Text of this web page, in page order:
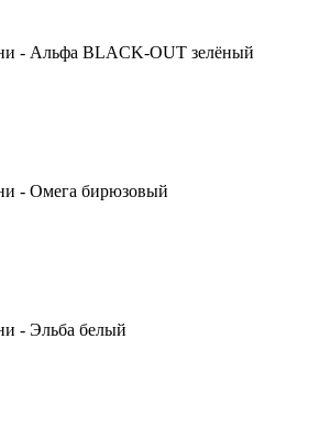
- Альфа BLACK-OUT зелёный
- Омега бирюзовый
- Эльба белый